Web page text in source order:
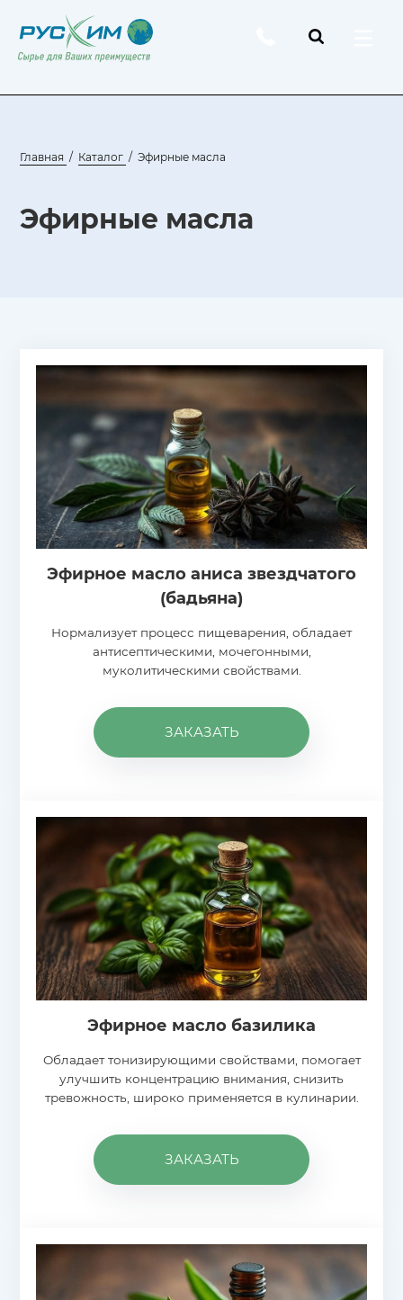
Главная Каталог Эфирные масла
Эфирные масла
Эфирное масло аниса звездчатого
(бадьяна)
Нормализует процесс пищеварения, обладает
антисептическими, мочегонными,
муколитическими свойствами.
ЗАКАЗАТЬ
Эфирное масло базилика
Обладает тонизирующими свойствами, помогает
улучшить концентрацию внимания, снизить
тревожность, широко применяется в кулинарии.
ЗАКАЗАТЬ